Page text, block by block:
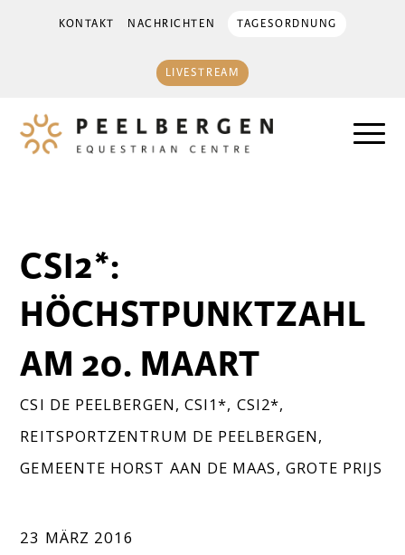
KONTAKT NACHRICHTEN TAGESORDNUNG
LIVESTREAM
CSI2*:
HÖCHSTPUNKTZAHL
AM 20. MAART
CSI DE PEELBERGEN, CSI1*, CSI2*,
REITSPORTZENTRUM DE PEELBERGEN,
GEMEENTE HORST AAN DE MAAS, GROTE PRIJS
23 MÄRZ 2016